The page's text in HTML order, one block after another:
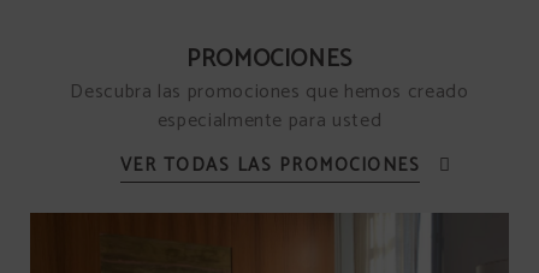
PROMOCIONES
Descubra las promociones que hemos creado
especialmente para usted